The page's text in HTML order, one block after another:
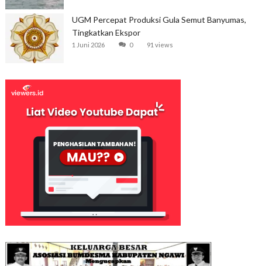
UGM Percepat Produksi Gula Semut Banyumas,
Tingkatkan Ekspor
1 Juni 2026 0 91 views